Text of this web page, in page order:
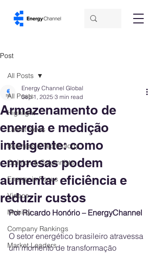
Post
All Posts
Highlight
Latest News
Business & Technology
Opinion & Columnists
Energy in Focus
Videos
Mobility
Company Rankings
Market Leaders
All Posts
Armazenamento de
energia e medição
inteligente: como
empresas podem
aumentar eficiência e
reduzir custos
Energy Channel Global
Sep 1, 2025 3 min read
Por Ricardo Honório – EnergyChannel
O setor energético brasileiro atravessa
um momento de transformação